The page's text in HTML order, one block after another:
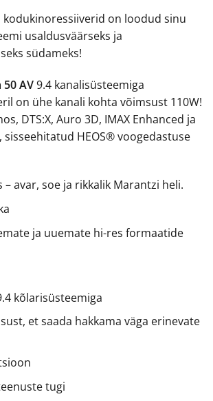
kodukinoressiiverid on loodud sinu
usaldusväärseks ja
südameks!
AV9.4 kanalisüsteemiga
on ühe kanali kohta võimsust 110W!
DTS:X, Auro 3D, IMAX Enhanced ja
sisseehitatud HEOS® voogedastuse
avar, soe ja rikkalik Marantzi heli.
ja uuemate hi-res formaatide
kõlarisüsteemiga
et saada hakkama väga erinevate
tugi